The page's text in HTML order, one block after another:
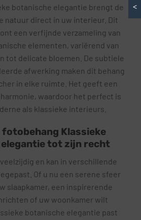
botanische elegantie brengt de
natuur direct in uw interieur. Dit
een verfijnde verzameling van
elementen, variërend van
tot delicate bloemen. De subtiele
afwerking maken dit behang
in elke ruimte. Het geeft een
waardoor het perfect is
als klassieke interieurs.
fotobehang Klassieke
tot zijn recht
en kan in verschillende
Of u nu een serene sfeer
slaapkamer, een inspirerende
of uw woonkamer wilt
botanische elegantie past
<